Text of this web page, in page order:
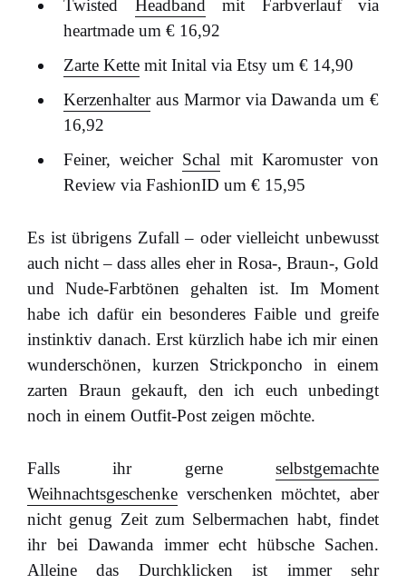
Twisted Headband mit Farbverlauf via
heartmade um € 16,92
Zarte Kette mit Inital via Etsy um € 14,90
Kerzenhalteraus Marmor via Dawanda um €
16,92
Feiner, weicher Schal mit Karomuster von
Review via FashionID um € 15,95
Es ist übrigens Zufall – oder vielleicht unbewusst
auch nicht – dass alles eher in Rosa-, Braun-, Gold
und Nude-Farbtönen gehalten ist. Im Moment
habe ich dafür ein besonderes Faible und greife
instinktiv danach. Erst kürzlich habe ich mir einen
wunderschönen, kurzen Strickponcho in einem
zarten Braun gekauft, den ich euch unbedingt
noch in einem Outfit-Post zeigen möchte.
Falls ihr gerne selbstgemachte
Weihnachtsgeschenke verschenken möchtet, aber
nicht genug Zeit zum Selbermachen habt, findet
ihr bei Dawanda immer echt hübsche Sachen.
Alleine das Durchklicken ist immer sehr